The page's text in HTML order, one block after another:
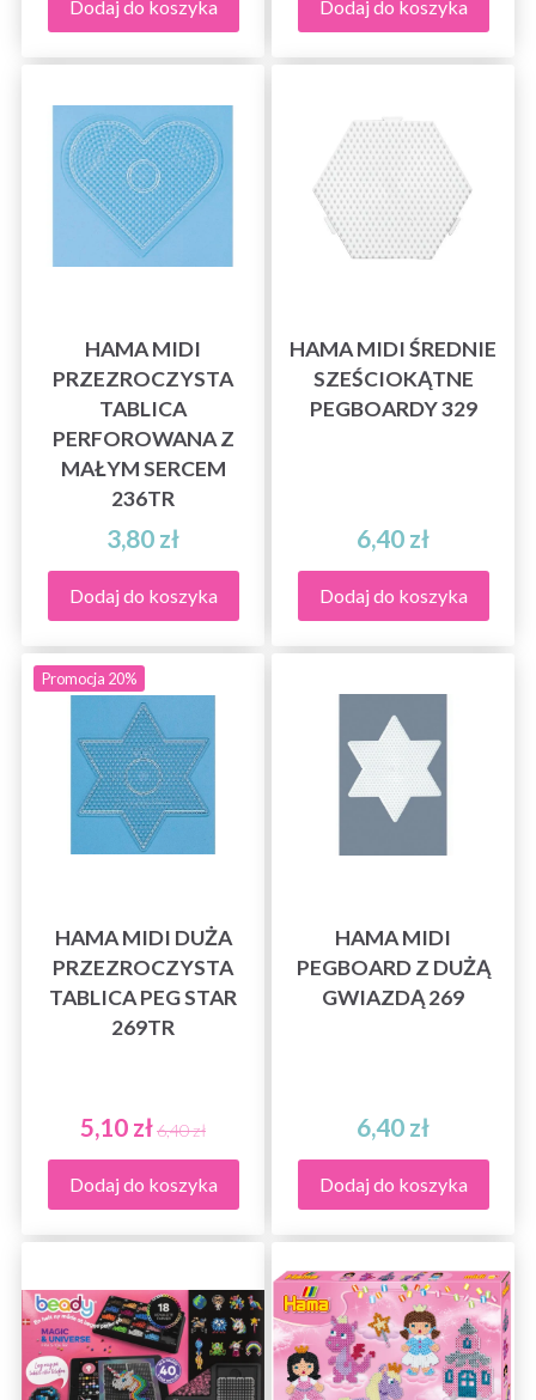
Dodaj do koszyka Dodaj do koszyka
HAMA MIDI
PRZEZROCZYSTA
TABLICA
PERFOROWANA Z
MAŁYM SERCEM
236TR
3,80 zł
Dodaj do koszyka
HAMA MIDI ŚREDNIE
SZEŚCIOKĄTNE
PEGBOARDY 329
6,40 zł
Dodaj do koszyka
Promocja 20%
HAMA MIDI DUŻA
PRZEZROCZYSTA
TABLICA PEG STAR
269TR
5,10 zł6,40 zł
Dodaj do koszyka
HAMA MIDI
PEGBOARD Z DUŻĄ
GWIAZDĄ 269
6,40 zł
Dodaj do koszyka